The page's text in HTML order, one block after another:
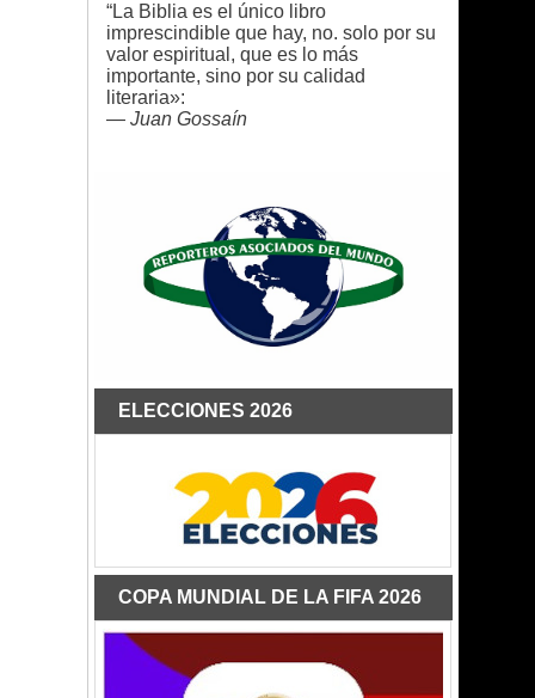
“La Biblia es el único libro
imprescindible que hay, no. solo por su
valor espiritual, que es lo más
importante, sino por su calidad
literaria»:
— Juan Gossaín
ELECCIONES 2026
COPA MUNDIAL DE LA FIFA 2026